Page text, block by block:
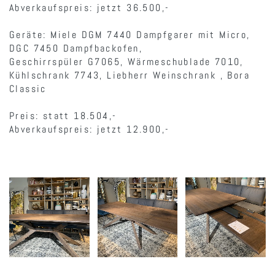
Abverkaufspreis: jetzt 36.500,-
Geräte: Miele DGM 7440 Dampfgarer mit Micro,
DGC 7450 Dampfbackofen,
Geschirrspüler G7065, Wärmeschublade 7010,
Kühlschrank 7743, Liebherr Weinschrank , Bora
Classic
Preis: statt 18.504,-
Abverkaufspreis: jetzt 12.900,-